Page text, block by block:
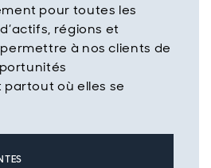
pour toutes les
régions et
à nos clients de
partout où elles se